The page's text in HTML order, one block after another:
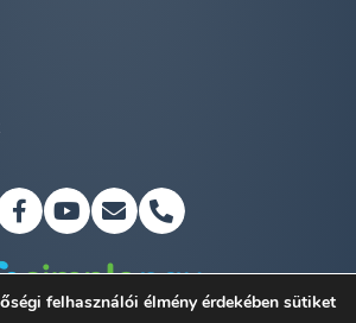
felhasználói élmény érdekében sütiket